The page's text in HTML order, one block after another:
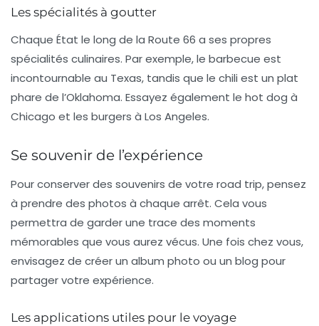
Les spécialités à goutter
Chaque État le long de la Route 66 a ses propres
spécialités culinaires. Par exemple, le barbecue est
incontournable au Texas, tandis que le chili est un plat
phare de l’Oklahoma. Essayez également le hot dog à
Chicago et les burgers à Los Angeles.
Se souvenir de l’expérience
Pour conserver des souvenirs de votre road trip, pensez
à prendre des photos à chaque arrêt. Cela vous
permettra de garder une trace des moments
mémorables que vous aurez vécus. Une fois chez vous,
envisagez de créer un album photo ou un blog pour
partager votre expérience.
Les applications utiles pour le voyage